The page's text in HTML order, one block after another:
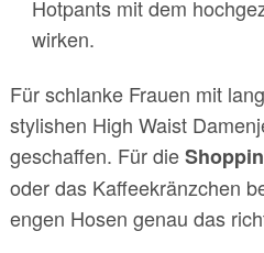
Hotpants mit dem
wirken.
Für schlanke Frauen mit
stylishen High Waist
geschaffen. Für die
oder das Kaffeekränzchen
engen Hosen genau das